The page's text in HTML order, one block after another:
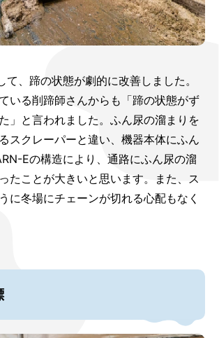
て、蹄の状態が劇的に改善しました。
いる削蹄師さんからも「蹄の状態がず
」と言われました。ふん尿の溜まりを
スクレーパーと違い、機器本体にふん
Eの構造により、通路にふん尿の溜
たことが大きいと思います。また、ス
に冬場にチェーンが切れる心配もなく